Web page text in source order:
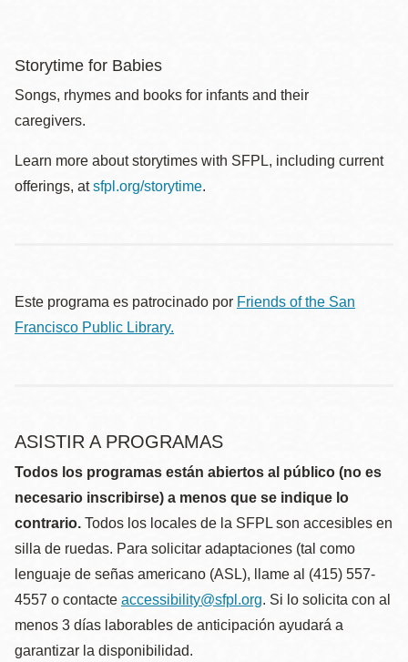
Storytime for Babies
Songs, rhymes and books for infants and their
caregivers.
Learn more about storytimes with SFPL, including current
offerings, atsfpl.org/storytime.
Este programa es patrocinado por Friends of the San
Francisco Public Library.
ASISTIR A PROGRAMAS
Todos los programas están abiertos al público (no es
necesario inscribirse) a menos que se indique lo
contrario. Todos los locales de la SFPL son accesibles en
silla de ruedas. Para solicitar adaptaciones (tal como
lenguaje de señas americano (ASL), llame al (415) 557-
4557 o contacte accessibility@sfpl.org. Si lo solicita con al
menos 3 días laborables de anticipación ayudará a
garantizar la disponibilidad.